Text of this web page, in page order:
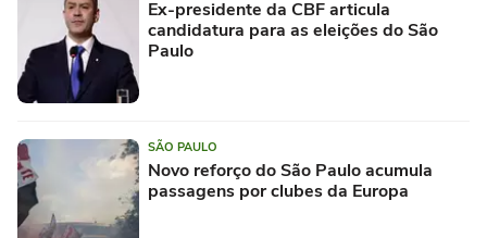
Ex-presidente da CBF articula
candidatura para as eleições do São
Paulo
SÃO PAULO
Novo reforço do São Paulo acumula
passagens por clubes da Europa